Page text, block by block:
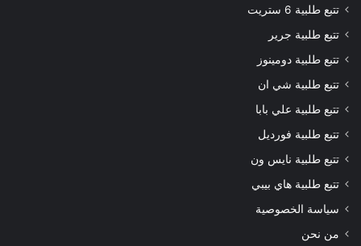
تتبع طلبية 6 ستريت
تتبع طلبية جرير
تتبع طلبية دومينوز
تتبع طلبية شي ان
تتبع طلبية علي بابا
تتبع طلبية فورديل
تتبع طلبية نايس ون
تتبع طلبية هاي بيبي
سياسة الخصوصية
من نحن